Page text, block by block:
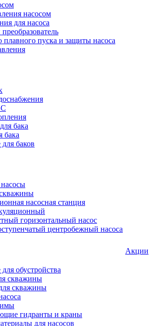
насосом
для насоса
плавного пуска и защиты насоса
бака
бака
баков
насосная станция
горизонтальный насос
центробежный насоса
обустройства
скважины
скважины
гидранты и краны
для насосов
Акции